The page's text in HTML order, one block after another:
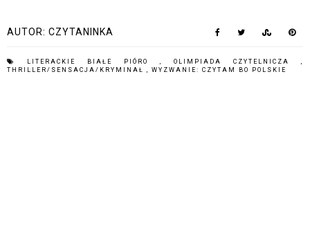
AUTOR: CZYTANINKA
LITERACKIE BIAŁE PIÓRO OLIMPIADA CZYTELNICZA
THRILLER/SENSACJA/KRYMINAŁ
WYZWANIE: CZYTAM BO POLSKIE